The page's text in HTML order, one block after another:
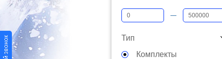
—
Тип
Комплекты